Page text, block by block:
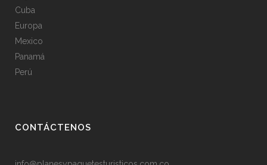
Cuba
Europa
Mexico
Panamá
Perú
CONTÁCTENOS